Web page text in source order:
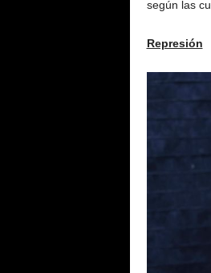
según las
Represión